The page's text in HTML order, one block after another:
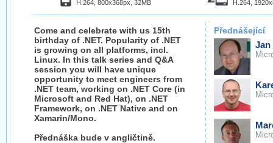
H.264, 800x368px, 32MB H.264,
Come and celebrate with us 15th
birthday of .NET. Popularity of .NET
is growing on all platforms, incl.
Linux. In this talk series and Q&A
session you will have unique
opportunity to meet engineers from
.NET team, working on .NET Core (in
Microsoft and Red Hat), on .NET
Framework, on .NET Native and on
Xamarin/Mono.
Přednáška bude v angličtině.
Přednášející
Jan